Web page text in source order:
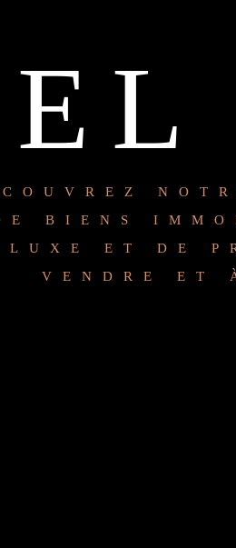
BIENS
LUXE ET DE
VENDRE ET